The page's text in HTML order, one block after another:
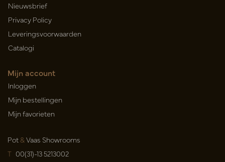
Nieuwsbrief
Privacy Policy
Leveringsvoorwaarden
Catalogi
Mijn account
Inloggen
Mijn bestellingen
Mijn favorieten
Pot&Vaas Showrooms
T 00(31)-13 5213002